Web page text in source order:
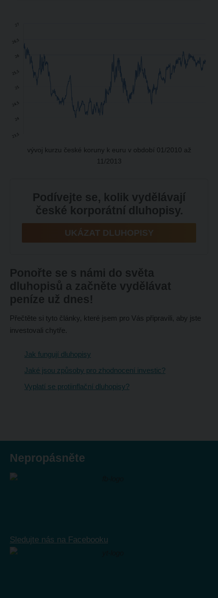
vývoj kurzu české koruny k euru v období 01/2010 až
11/2013
Podívejte se, kolik vydělávají
české korporátní dluhopisy.
UKÁZAT DLUHOPISY
Ponořte se s námi do světa
dluhopisů a začněte vydělávat
peníze už dnes!
Přečtěte si tyto články, které jsem pro Vás připravili, aby jste
investovali chytře.
Jak fungují dluhopisy
Jaké jsou způsoby pro zhodnocení investic?
Vyplatí se protiinflační dluhopisy?
Nepropásněte
Sledujte nás na Facebooku